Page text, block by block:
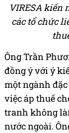
VIRESA kiến
các tổ chức
Ông Trần
đồng ý với ý
một ngành
việc áp thuế
tranh không
nước ngoài.